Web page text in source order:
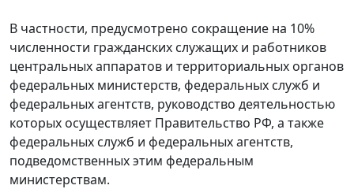
В частности, предусмотрено сокращение на 10%
численности гражданских служащих и работников
центральных аппаратов и территориальных органов
федеральных министерств, федеральных служб и
федеральных агентств, руководство деятельностью
которых осуществляет Правительство РФ, а также
федеральных служб и федеральных агентств,
подведомственных этим федеральным
министерствам.